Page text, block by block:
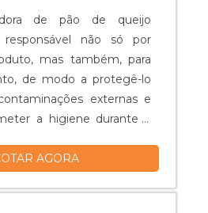
de pão de queijo
não só por
mas também, para
de modo a protegê-lo
externas e
a higiene durante a
assim como as
referência no segmento
AGORA